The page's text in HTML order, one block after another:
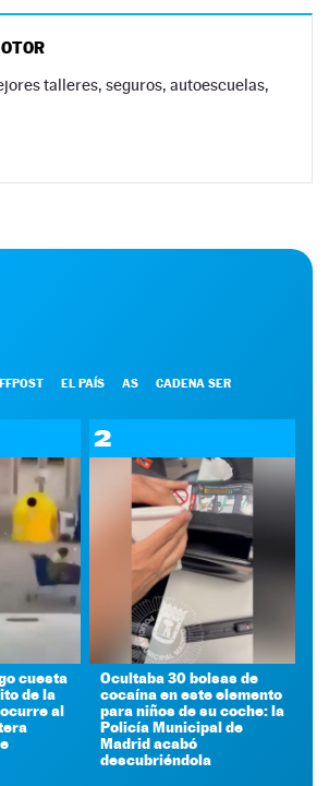
talleres, seguros, autoescuelas,
EL PAÍS AS CADENA SER
cuesta
de la
al
2
Ocultaba 30 bolsas de
cocaína en este elemento
para niños de su coche: la
Policía Municipal de
Madrid acabó
descubriéndola